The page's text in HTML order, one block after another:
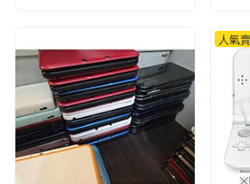
人氣